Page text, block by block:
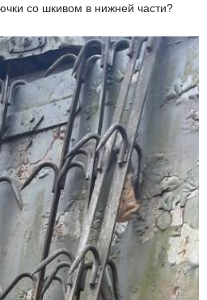
со шкивом в нижней части?